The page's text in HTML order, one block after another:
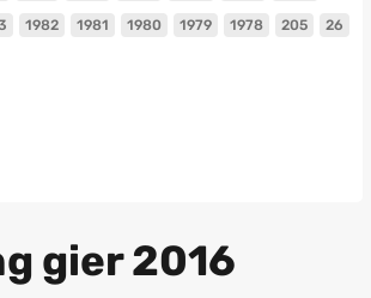
1982 1981 1980 1979 1978 205 26
gier 2016